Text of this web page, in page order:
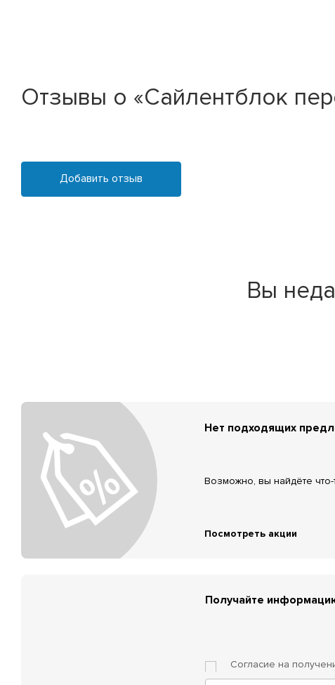
Отзывы о «Сайлентблок
Добавить отзыв
Вы
Нет подходящих
Возможно, вы найдёте
Посмотреть акции
Получайте
Согласие на